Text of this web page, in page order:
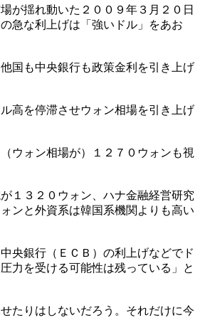
が揺れ動いた２００９年３月２０日
急な利上げは「強いドル」をあお
国も中央銀行も政策金利を引き上げ
高を停滞させウォン相場を引き上げ
ウォン相場が）１２７０ウォンも視
１３２０ウォン、ハナ金融経営研究
ンと外資系は韓国系機関よりも高い
央銀行（ＥＣＢ）の利上げなどでド
力を受ける可能性は残っている」と
たりはしないだろう。それだけに今